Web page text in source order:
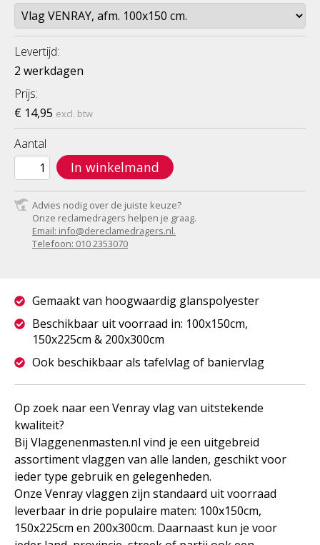
Levertijd:
2 werkdagen
Prijs:
€ 14,95 excl. btw
Aantal
In winkelmand
Advies nodig over de juiste keuze?
Onze reclamedragers helpen je graag.
Email: info@dereclamedragers.nl.
Telefoon: 010 2353070
Op zoek naar een Venray vlag van uitstekende
kwaliteit?
Bij Vlaggenenmasten.nl vind je een uitgebreid
assortiment vlaggen van alle landen, geschikt voor
ieder type gebruik en gelegenheden.
Onze Venray vlaggen zijn standaard uit voorraad
leverbaar in drie populaire maten: 100x150cm,
150x225cm en 200x300cm. Daarnaast kun je voor
Gemaakt van hoogwaardig glanspolyester
Beschikbaar uit voorraad in: 100x150cm,
150x225cm & 200x300cm
Ook beschikbaar als tafelvlag of baniervlag